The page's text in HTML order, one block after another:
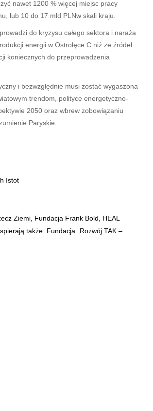
nawet 1200 % więcej miejsc pracy
lub 10 do 17 mld PLNw skali kraju.
do kryzysu całego sektora i naraża
energii w Ostrołęce C niż ze źródeł
koniecznych do przeprowadzenia
i bezwzględnie musi zostać wygaszona
trendom, polityce energetyczno-
2050 oraz wbrew zobowiązaniu
Paryskie.
Istot
Ziemi, Fundacja Frank Bold, HEAL
także: Fundacja „Rozwój TAK –